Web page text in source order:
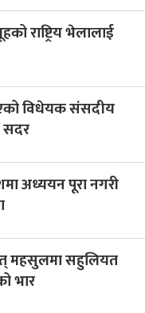
राष्ट्रिय भेलालाई
विधेयक संसदीय
सदर
अध्ययन पूरा नगरी
महसुलमा सहुलियत
भार